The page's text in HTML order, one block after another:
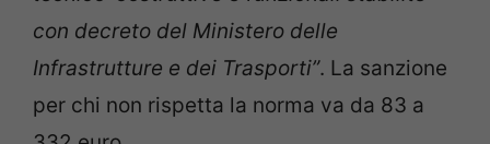
con decreto del Ministero delle
Infrastrutture e dei Trasporti”. La sanzione
per chi non rispetta la norma va da 83 a